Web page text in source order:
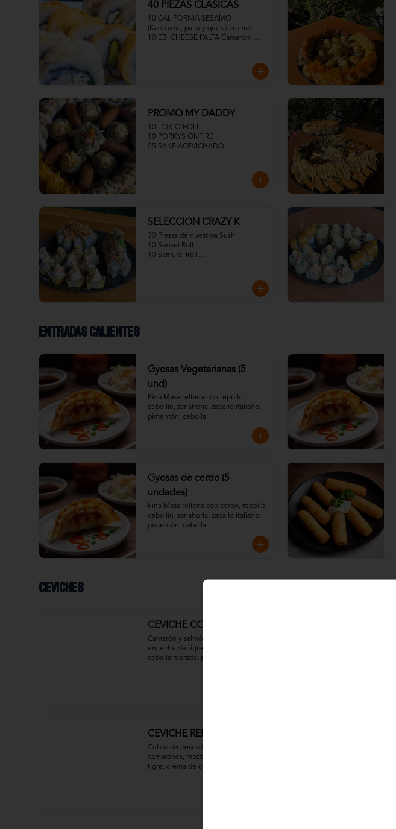
40 PIEZAS CLASICAS
10 CALIFORNIA SESAMO
(Kanikama, palta y queso crema).
10 EBI CHEESE PALTA Camarón
apanado, queso crema y cebollín)
10 TORI PANKO (Pollo, queso crema
PROMO MY DADDY
10 TOKIO ROLL
10 PORKYS ONFIRE
05 SAKE ACEVICHADO
SELECCION CRAZY K
30 Piezas de nuestros Sushi
10 Sensei Roll
10 Samurai Roll
Entradas calientes
Gyosas Vegetarianas (5
und)
Fina Masa rellena con repollo,
cebollín, zanahoria, zapallo italiano,
pimentón, cebolla.
Gyosas de cerdo (5
undades)
Fina Masa rellena con cerdo, repollo,
cebollín, zanahoria, zapallo italiano,
pimentón, cebolla.
Ceviches
CEVICHE COLORÍN MIXTO
Camarón y salmón fresco macerado
en leche de tigre, pasta de rocoto,
cebolla morada, pimentón y cilantro.
CEVICHE REINA RUBIA
Cubos de pescado blanco y
camarones, macerados en leche de
tigre, crema de coco, cebolla